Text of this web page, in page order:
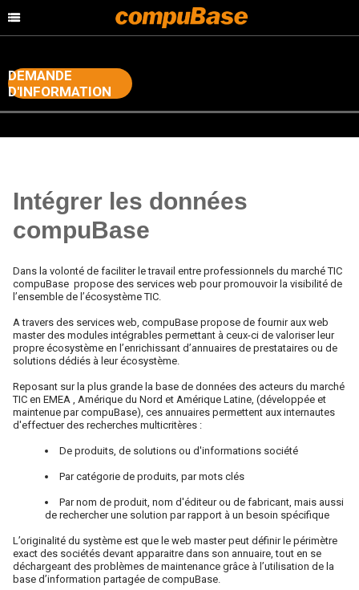
DEMANDE
D'INFORMATION
Intégrer les données
compuBase
Dans la volonté de faciliter le travail entre professionnels du marché TIC
compuBase propose des services web pour promouvoir la visibilité de
l’ensemble de l’écosystème TIC.
A travers des services web, compuBase propose de fournir aux web
master des modules intégrables permettant à ceux-ci de valoriser leur
propre écosystème en l’enrichissant d’annuaires de prestataires ou de
solutions dédiés à leur écosystème.
Reposant sur la plus grande la base de données des acteurs du marché
TIC en EMEA , Amérique du Nord et Amérique Latine, (développée et
maintenue par compuBase), ces annuaires permettent aux internautes
d'effectuer des recherches multicritères :
De produits, de solutions ou d'informations société
Par catégorie de produits, par mots clés
Par nom de produit, nom d'éditeur ou de fabricant, mais aussi
de rechercher une solution par rapport à un besoin spécifique
L’originalité du système est que le web master peut définir le périmètre
exact des sociétés devant apparaitre dans son annuaire, tout en se
déchargeant des problèmes de maintenance grâce à l’utilisation de la
base d’information partagée de compuBase.